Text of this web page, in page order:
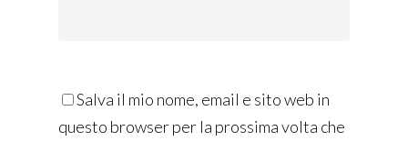
Salva il mio nome, email e sito web in
questo browser per la prossima volta che